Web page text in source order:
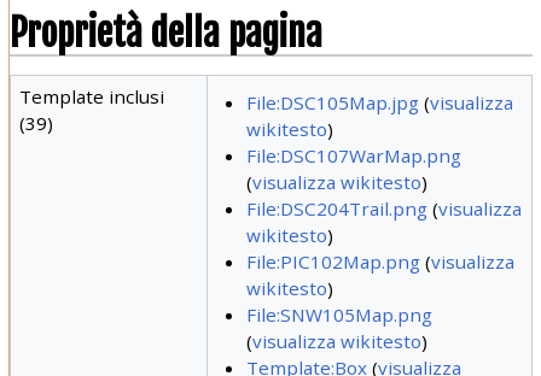
Proprietà della pagina
Template inclusi
(39)
File:DSC105Map.jpg(visualizza
wikitesto)
File:DSC107WarMap.png
(visualizza wikitesto)
File:DSC204Trail.png(visualizza
wikitesto)
File:PIC102Map.png(visualizza
wikitesto)
File:SNW105Map.png
(visualizza wikitesto)
Template:Box(visualizza